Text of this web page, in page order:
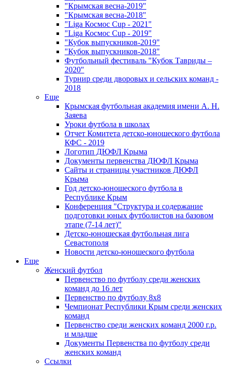
"Крымская весна-2019"
"Крымская весна-2018"
"Liga Космос Cup - 2021"
"Liga Космос Cup - 2019"
"Кубок выпускников-2019"
"Кубок выпускников-2018"
Футбольный фестиваль "Кубок Тавриды –
2020"
Турнир среди дворовых и сельских команд -
2018
Еще
Крымская футбольная академия имени А. Н.
Заяева
Уроки футбола в школах
Отчет Комитета детско-юношеского футбола
КФС - 2019
Логотип ДЮФЛ Крыма
Документы первенства ДЮФЛ Крыма
Сайты и страницы участников ДЮФЛ
Крыма
Год детско-юношеского футбола в
Республике Крым
Конференция "Структура и содержание
подготовки юных футболистов на базовом
этапе (7-14 лет)"
Детско-юношеская футбольная лига
Севастополя
Новости детско-юношеского футбола
Еще
Женский футбол
Первенство по футболу среди женских
команд до 16 лет
Первенство по футболу 8х8
Чемпионат Республики Крым среди женских
команд
Первенство среди женских команд 2000 г.р.
и младше
Документы Первенства по футболу среди
женских команд
Ссылки